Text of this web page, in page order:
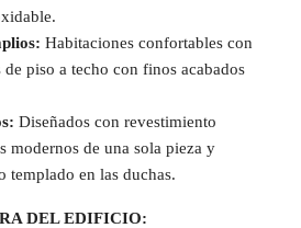
Habitaciones confortables con
de piso a techo con finos acabados
Diseñados con revestimiento
modernos de una sola pieza y
templado en las duchas.
DEL EDIFICIO: